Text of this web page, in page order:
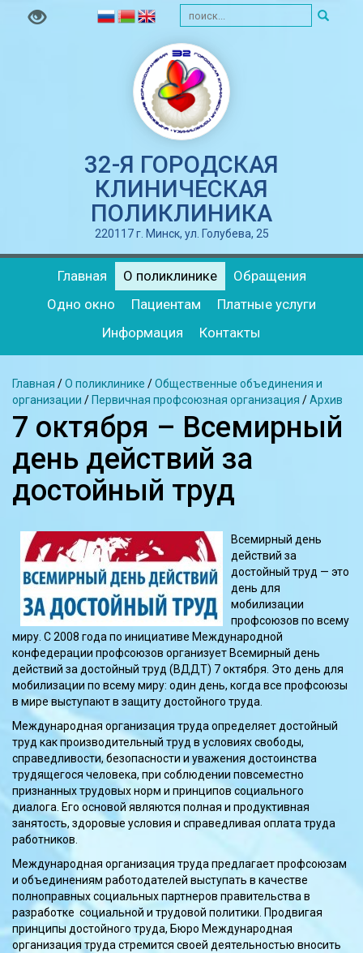
32-Я ГОРОДСКАЯ
КЛИНИЧЕСКАЯ
ПОЛИКЛИНИКА
220117 г. Минск, ул. Голубева, 25
Главная О поликлинике
Обращения
Одно окно
Пациентам
Платные услуги
Информация
Контакты
Главная /О поликлинике /Общественные объединения и
организации / Первичная профсоюзная организация /Архив
7 октября – Всемирный
день действий за
достойный труд
Всемирный день
действий за
достойный труд — это
день для
мобилизации
профсоюзов по всему
миру. С 2008 года по инициативе Международной
конфедерации профсоюзов организует Всемирный день
действий за достойный труд (ВДДТ) 7 октября. Это день для
мобилизации по всему миру: один день, когда все профсоюзы
в мире выступают в защиту достойного труда.
Международная организация труда определяет достойный
труд как производительный труд в условиях свободы,
справедливости, безопасности и уважения достоинства
трудящегося человека, при соблюдении повсеместно
признанных трудовых норм и принципов социального
диалога. Его основой являются полная и продуктивная
занятость, здоровые условия и справедливая оплата труда
работников.
Международная организация труда предлагает профсоюзам
и объединениям работодателей выступать в качестве
полноправных социальных партнеров правительства в
разработке социальной и трудовой политики. Продвигая
принципы достойного труда, Бюро Международная
организация труда стремится своей деятельностью вносить